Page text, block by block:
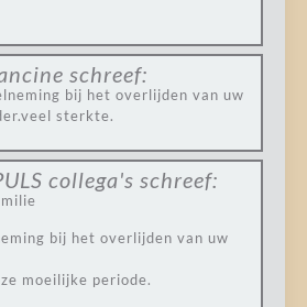
schreef:
bij het overlijden van uw
sterkte.
collega's schreef:
bij het overlijden van uw
moeilijke periode.